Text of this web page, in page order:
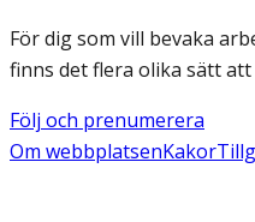
För dig som vill bevaka
finns det flera olika sätt att
Följ och prenumerera
Om webbplatsenKakor